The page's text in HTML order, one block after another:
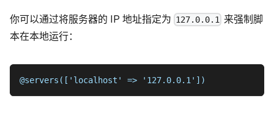
你可以通过将服务器的 IP 地址指定为 127.0.0.1
来强制脚
本在本地运行：
@servers(['localhost' => '127.0.0.1'])